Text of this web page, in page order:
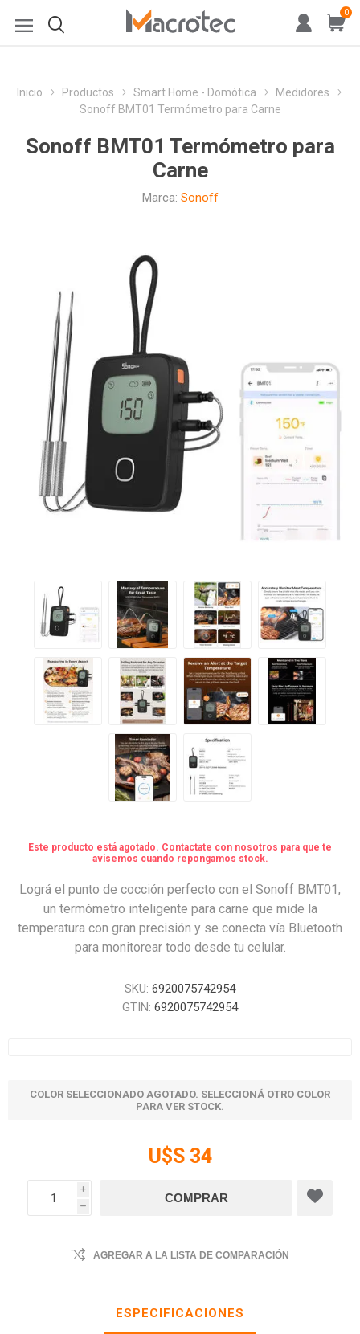
0
Inicio Productos Smart Home - Domótica
Medidores
Sonoff BMT01 Termómetro para Carne
Sonoff BMT01 Termómetro para
Carne
Marca: Sonoff
Este producto está agotado. Contactate con nosotros para que te
avisemos cuando repongamos stock.
Lográ el punto de cocción perfecto con el Sonoff BMT01,
un termómetro inteligente para carne que mide la
temperatura con gran precisión y se conecta vía Bluetooth
para monitorear todo desde tu celular.
SKU: 6920075742954
GTIN: 6920075742954
COLOR SELECCIONADO AGOTADO. SELECCIONÁ OTRO COLOR
PARA VER STOCK.
U$S 34
i
h
AGREGAR A LA LISTA DE COMPARACIÓN
ESPECIFICACIONES